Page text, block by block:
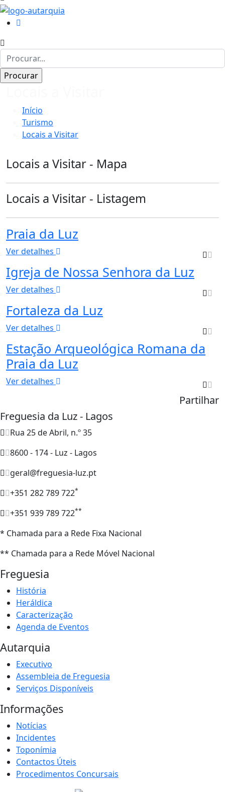
Início
Turismo
Locais a Visitar
Locais a Visitar - Mapa
Locais a Visitar - Listagem
Praia da Luz
Ver detalhes
Igreja de Nossa Senhora da Luz
Ver detalhes
Fortaleza da Luz
Ver detalhes
Estação Arqueológica Romana da
Praia da Luz
Ver detalhes
Partilhar
Freguesia da Luz - Lagos
Rua 25 de Abril, n.º 35
8600 - 174 - Luz - Lagos
geral@freguesia-luz.pt
+351 282 789 722*
+351 939 789 722**
* Chamada para a Rede Fixa Nacional
** Chamada para a Rede Móvel Nacional
Freguesia
História
Heráldica
Caracterização
Agenda de Eventos
Autarquia
Executivo
Assembleia de Freguesia
Serviços Disponíveis
Informações
Notícias
Incidentes
Toponímia
Contactos Úteis
Procedimentos Concursais